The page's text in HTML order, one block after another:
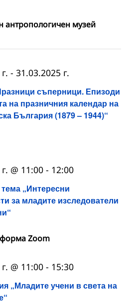
антропологичен музей
съперници. Епизоди
на празничния календар на
България (1879 – 1944)“
- 31.03.2025 г.
„Интересни
за младите изследователи
@ 11:00 - 12:00
Zoom
„Младите учени в света на
@ 11:00 - 15:30